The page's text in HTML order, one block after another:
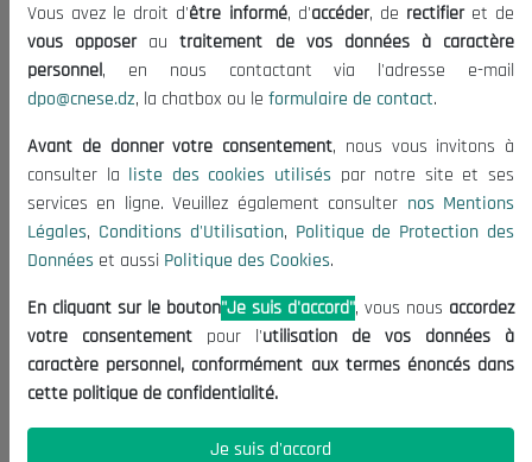
Informations utiles
Appels d'offres et Consultations
Mentions Légales
Conditions d'Utilisation
Politique de Protection des Données
Politique des Cookies
Nous Contacter
(+213) 021 98 01 00|01|02
contact@cnese.dz
Suggestions ou Initiatives ?
Newsletter
dernières nouvelles.
Vous avez le droit d'être informé, d'accéder, de rectifieret de
vous opposerautraitement de vos données à caractère
personnel, en nous contactant via l'adresse e-mail
dpo@cnese.dz, la chatbox ou le formulaire de contact.
Avant de donner votre consentement, nous vous invitons à
consulter la liste des cookies utilisés par notre site et ses
services en ligne. Veuillez également consulter nos Mentions
Légales, Conditions d'Utilisation, Politique de Protection des
Données et aussi Politique des Cookies.
En cliquant sur le bouton"Je suis d'accord", vous nous accordez
votre consentement pour l'utilisation de vos données à
caractère personnel, conformément aux termes énoncés dans
cette politique de confidentialité.
Je suis d'accord